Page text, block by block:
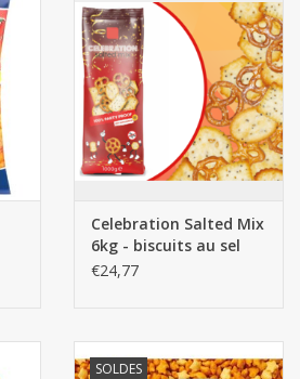
Celebration Salted Mix
6kg - biscuits au sel
€24,77
SOLDES